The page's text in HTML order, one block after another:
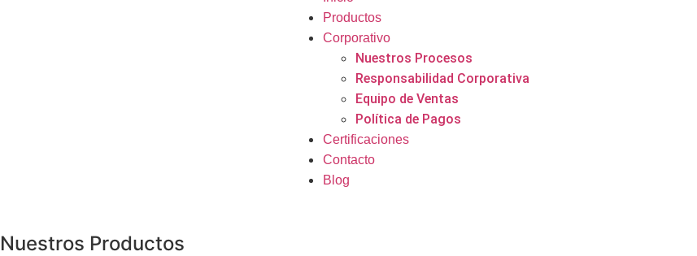
Productos
Corporativo
Nuestros Procesos
Responsabilidad Corporativa
Equipo de Ventas
Política de Pagos
Certificaciones
Contacto
Blog
Nuestros Productos